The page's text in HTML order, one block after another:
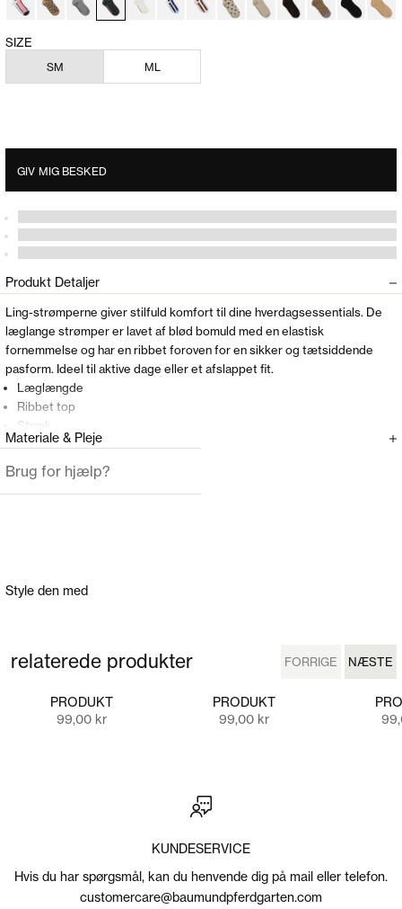
SIZE
SM ML
GIV MIG BESKED
Produkt Detaljer
Ling-strømperne giver stilfuld komfort til dine hverdagsessentials. De
læglange strømper er lavet af blød bomuld med en elastisk
fornemmelse og har en ribbet foroven for en sikker og tætsiddende
pasform. Ideel til aktive dage eller et afslappet fit.
Læglængde
Ribbet top
Stræk
Materiale & Pleje
Brug for hjælp?
Style den med
relaterede produkter FORRIGE
FORRIGE NÆSTE
NÆSTE
PRODUKT
Salgspris
99,00 kr
PRODUKT
Salgspris
99,00 kr
KUNDESERVICE
Hvis du har spørgsmål, kan du henvende dig på mail eller telefon.
customercare@baumundpferdgarten.com